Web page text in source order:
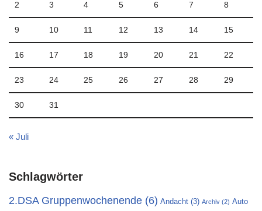
2 3 4 5 6 7 8
9 10 11 12 13 14 15
16 17 18 19 20 21 22
23 24 25 26 27 28 29
30 31
« Juli
Schlagwörter
2.DSA Gruppenwochenende (6) Andacht (3) Archiv (2) Auto